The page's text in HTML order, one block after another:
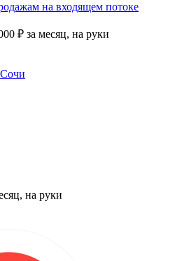
на входящем потоке
₽ за месяц, на руки
на руки